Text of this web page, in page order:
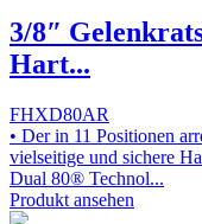
3/8″
Hart...
FHXD80AR
• Der in 11 Positionen
vielseitige und sichere
Dual 80® Technol...
Produkt ansehen